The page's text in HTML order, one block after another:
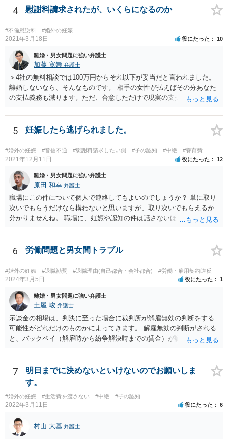
4 慰謝料請求されたが、いくらになるのか
#不倫慰謝料 #婚外の妊娠
2021年3月18日 役にたった 10
離婚・男女問題に強い弁護士
加藤 寛崇 弁護士
＞4社の無料相談では100万円からそれ以下が妥当だと言われました。
離婚しないなら、そんなものです。 相手の女性が払えばその分あなた
の支払義務も減ります。ただ、合意しただけで現実の支払がないなら
5 妊娠したら逃げられました。
#婚外の妊娠 #音信不通 #慰謝料請求したい側 #子の認知 #中絶 #養育費
2021年12月11日 役にたった 12
離婚・男女問題に強い弁護士
原田 和幸 弁護士
職場にこの件について個人で連絡してもよいのでしょうか？ 単に取り
次いでもらうだけなら構わないと思いますが、取り次いでもらえるか
分かりませんね。 職場に、妊娠や認知の件は話さないほうがよいと思
難しいと思われれば、弁護士に入ってもらうことも検討されてくださ
い。 一度、お近くの弁護士に相談されてみてもよいと思います。
6 労働問題と男女間トラブル
#婚外の妊娠 #退職勧奨 #退職理由(自己都合・会社都合) #労働・雇用契約違反
2024年3月5日 役にたった 1
離婚・男女問題に強い弁護士
土屋 峻 弁護士
示談金の相場は、判決に至った場合に裁判所が解雇無効の判断をする
可能性がどれだけのものかによってきます。 解雇無効の判断がされる
と、バックペイ（解雇時から紛争解決時までの賃金）が認められるの
準となります。解決金の基準は、半年から１年程度の賃金相当額くら
いだと思います。 この件は、弁護士に具体的な内容について、ご相談
された方がよい事案だと考えます。
7
明日までに決めないといけないのでお願いしま
す。
#婚外の妊娠 #生活費を渡さない #中絶 #子の認知
2022年3月11日 役にたった 6
村山 大基 弁護士